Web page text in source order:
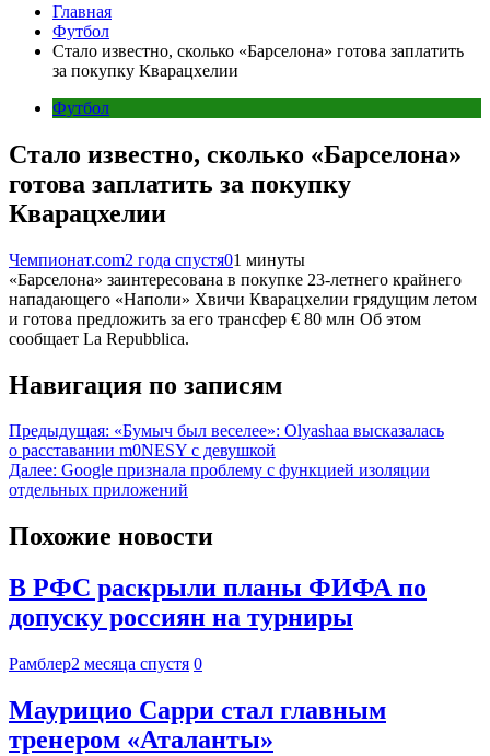
Главная
Футбол
Стало известно, сколько «Барселона» готова заплатить
за покупку Кварацхелии
Футбол
Стало известно, сколько «Барселона»
готова заплатить за покупку
Кварацхелии
Чемпионат.com2 года спустя01 минуты
«Барселона» заинтересована в покупке 23-летнего крайнего
нападающего «Наполи» Хвичи Кварацхелии грядущим летом
и готова предложить за его трансфер € 80 млн Об этом
сообщает La Repubblica.
Навигация по записям
Предыдущая: «Бумыч был веселее»: Olyashaa высказалась
о расставании m0NESY с девушкой
Далее: Google признала проблему с функцией изоляции
отдельных приложений
Похожие новости
В РФС раскрыли планы ФИФА по
допуску россиян на турниры
Рамблер2 месяца спустя 0
Маурицио Сарри стал главным
тренером «Аталанты»